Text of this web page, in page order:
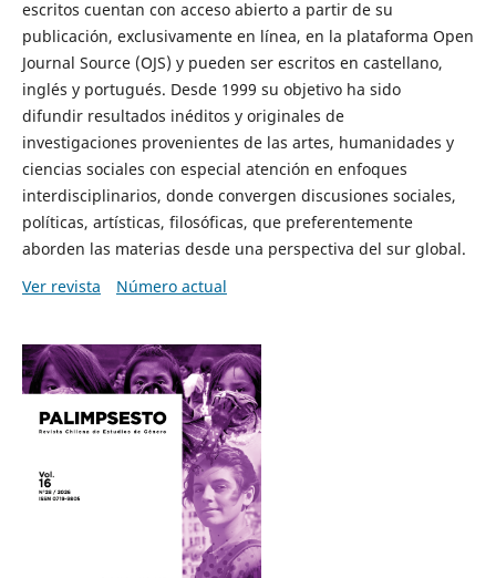
escritos cuentan con acceso abierto a partir de su
publicación, exclusivamente en línea, en la plataforma Open
Journal Source (OJS) y pueden ser escritos en castellano,
inglés y portugués. Desde 1999 su objetivo ha sido
difundir resultados inéditos y originales de
investigaciones provenientes de las artes, humanidades y
ciencias sociales con especial atención en enfoques
interdisciplinarios, donde convergen discusiones sociales,
políticas, artísticas, filosóficas, que preferentemente
aborden las materias desde una perspectiva del sur global.
Ver revista
Número actual